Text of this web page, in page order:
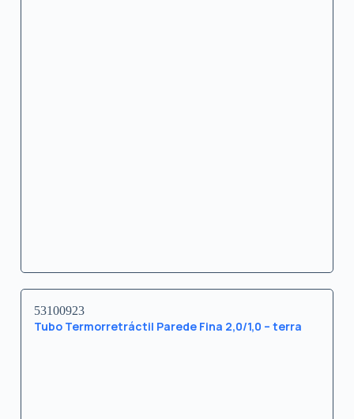
53100923
Tubo Termorretráctil Parede Fina 2,0/1,0 – terra